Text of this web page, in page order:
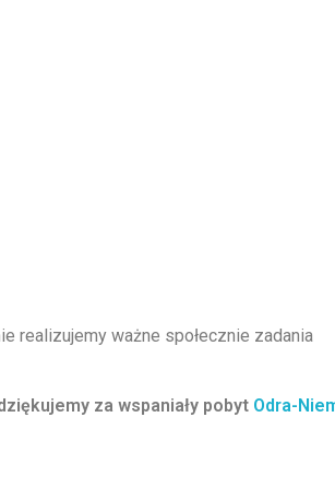
realizujemy ważne społecznie zadania
za wspaniały pobyt Odra-